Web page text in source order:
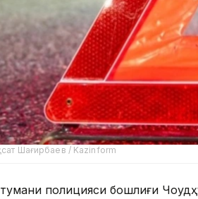
Шағирбаев / Kazinform
полицияси бошлиғи